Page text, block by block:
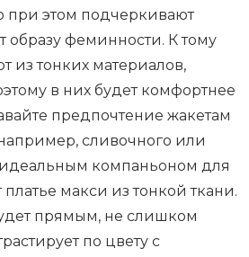
при этом подчеркивают
образу феминности. К тому
из тонких материалов,
в них будет комфортнее
предпочтение жакетам
сливочного или
компаньоном для
платье макси из тонкой ткани.
прямым, не слишком
по цвету с